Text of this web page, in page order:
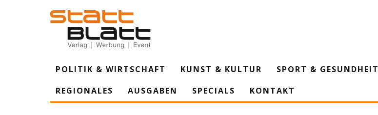
POLITIK & WIRTSCHAFT KUNST & KULTUR SPORT & GESUNDHEIT
REGIONALES
AUSGABEN SPECIALS KONTAKT